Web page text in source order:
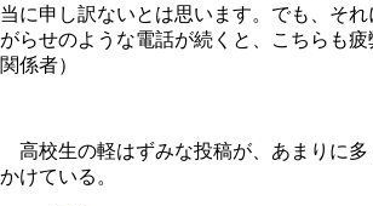
当に申し訳ないとは思います。でも、そ
がらせのような電話が続くと、こちらも
関係者）
高校生の軽はずみな投稿が、あまりに多
かけている。